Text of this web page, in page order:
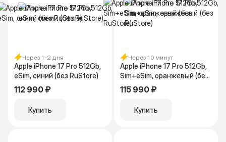
Через 1-2 дня
Apple iPhone 17 Pro 512Gb,
eSim, синий (без RuStore)
112 990 ₽
Купить
Через 10 минут
Apple iPhone 17 Pro 512Gb,
Sim+eSim, оранжевый (без
RuStore)
115 990 ₽
Купить